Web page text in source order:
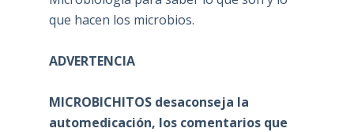
que hacen los microbios.
ADVERTENCIA
MICROBICHITOS desaconseja la
automedicación, los comentarios que